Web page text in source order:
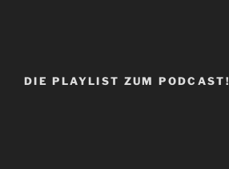
DIE PLAYLIST ZUM PODCAST!